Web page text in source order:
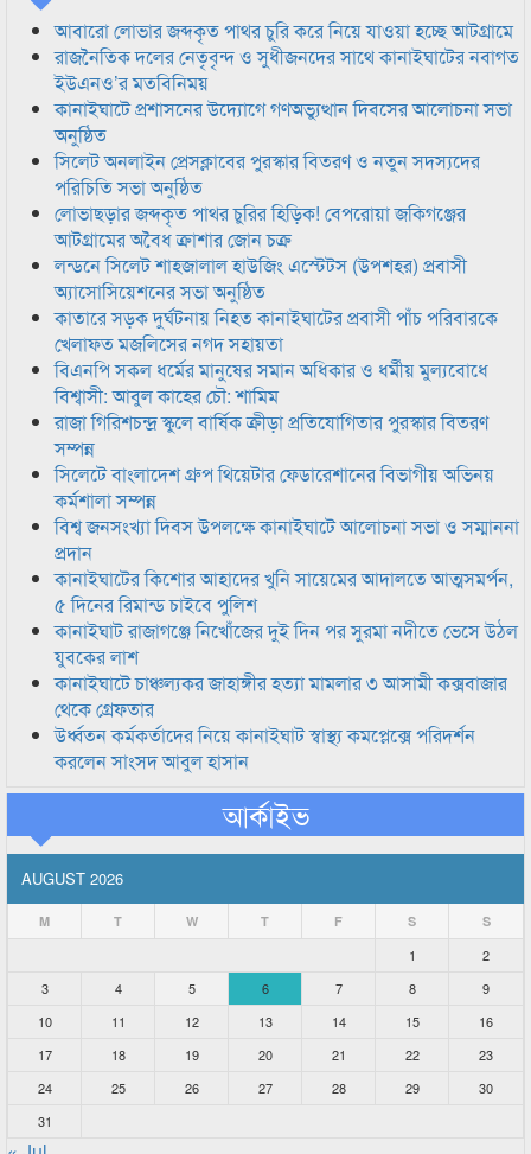
আবারো লোভার জব্দকৃত পাথর চুরি করে নিয়ে যাওয়া হচ্ছে আটগ্রামে
রাজনৈতিক দলের নেতৃবৃন্দ ও সুধীজনদের সাথে কানাইঘাটের নবাগত
ইউএনও’র মতবিনিময়
কানাইঘাটে প্রশাসনের উদ্যোগে গণঅভ্যুত্থান দিবসের আলোচনা সভা
অনুষ্ঠিত
সিলেট অনলাইন প্রেসক্লাবের পুরস্কার বিতরণ ও নতুন সদস্যদের
পরিচিতি সভা অনুষ্ঠিত
লোভাছড়ার জব্দকৃত পাথর চুরির হিড়িক! বেপরোয়া জকিগঞ্জের
আটগ্রামের অবৈধ ক্রাশার জোন চক্র
লন্ডনে সিলেট শাহজালাল হাউজিং এস্টেটস (উপশহর) প্রবাসী
অ্যাসোসিয়েশনের সভা অনুষ্ঠিত
কাতারে সড়ক দুর্ঘটনায় নিহত কানাইঘাটের প্রবাসী পাঁচ পরিবারকে
খেলাফত মজলিসের নগদ সহায়তা
বিএনপি সকল ধর্মের মানুষের সমান অধিকার ও ধর্মীয় মুল্যবোধে
বিশ্বাসী: আবুল কাহের চৌ: শামিম
রাজা গিরিশচন্দ্র স্কুলে বার্ষিক ক্রীড়া প্রতিযোগিতার পুরস্কার বিতরণ
সম্পন্ন
সিলেটে বাংলাদেশ গ্রুপ থিয়েটার ফেডারেশানের বিভাগীয় অভিনয়
কর্মশালা সম্পন্ন
বিশ্ব জনসংখ্যা দিবস উপলক্ষে কানাইঘাটে আলোচনা সভা ও সম্মাননা
প্রদান
কানাইঘাটের কিশোর আহাদের খুনি সায়েমের আদালতে আত্মসমর্পন,
৫ দিনের রিমান্ড চাইবে পুলিশ
কানাইঘাট রাজাগঞ্জে নিখোঁজের দুই দিন পর সুরমা নদীতে ভেসে উঠল
যুবকের লাশ
কানাইঘাটে চাঞ্চল্যকর জাহাঙ্গীর হত্যা মামলার ৩ আসামী কক্সবাজার
থেকে গ্রেফতার
উর্ধ্বতন কর্মকর্তাদের নিয়ে কানাইঘাট স্বাস্থ্য কমপ্লেক্সে পরিদর্শন
করলেন সাংসদ আবুল হাসান
আর্কাইভ
AUGUST 2026
M T W T F S S
1
2
3
4 5 6 7 8
9
10
11 12 13 14 15
16
17
18 19 20 21 22
23
24
25 26 27 28 29
30
31